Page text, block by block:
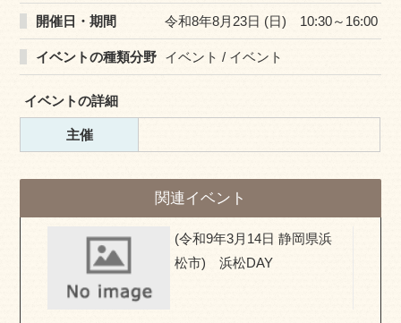
開催日・期間 令和8年8月23日 (日) 10:30～16:00
イベントの種類分野 イベント / イベント
イベントの詳細
主催
関連イベント
(令和9年3月14日 静岡県浜
松市) 浜松DAY